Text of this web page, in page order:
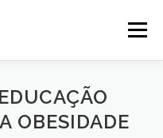
Menu
VÍDEOS
OBESIDADE